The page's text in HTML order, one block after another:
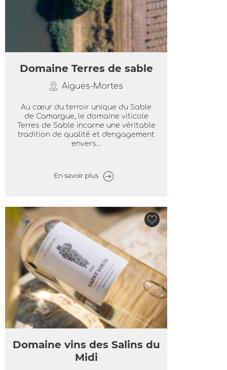
Domaine Terres de sable
Aigues-Mortes
Au cœur du terroir unique du Sable
de Camargue, le domaine viticole
Terres de Sable incarne une véritable
tradition de qualité et d'engagement
envers...
En savoir plus
Domaine vins des Salins du
Midi